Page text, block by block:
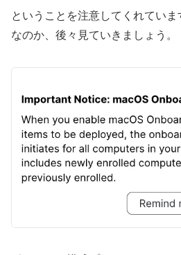
ということを注意してくれてい
なのか、後々見ていきましょう。